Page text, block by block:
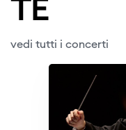
TE
vedi tutti i concerti